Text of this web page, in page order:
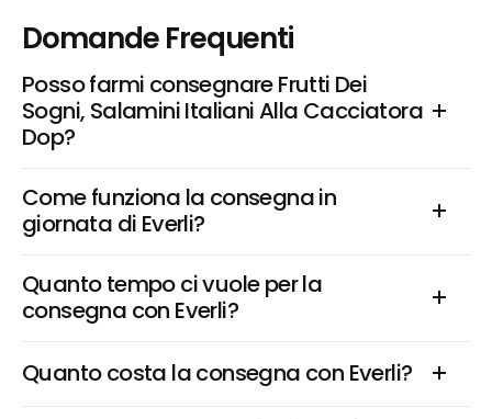
Domande Frequenti
Posso farmi consegnare Frutti Dei
Sogni, Salamini Italiani Alla Cacciatora
Dop?
Come funziona la consegna in
giornata di Everli?
Quanto tempo ci vuole per la
consegna con Everli?
Quanto costa la consegna con Everli?